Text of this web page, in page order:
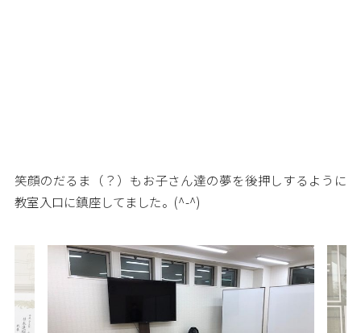
笑顔のだるま（？）もお子さん達の夢を後押しするように
教室入口に鎮座してました。(^-^)